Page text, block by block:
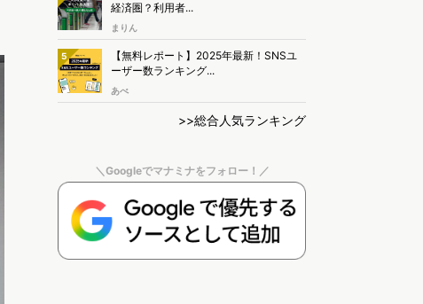
経済圏？利用者...
まりん
5
【無料レポート】2025年最新！SNSユ
ーザー数ランキング...
あべ
>>総合人気ランキング
＼Googleでマナミナをフォロー！／